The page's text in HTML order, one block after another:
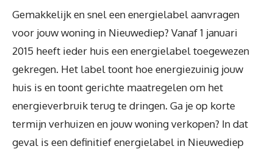
Gemakkelijk en snel een energielabel aanvragen
voor jouw woning in Nieuwediep? Vanaf 1 januari
2015 heeft ieder huis een energielabel toegewezen
gekregen. Het label toont hoe energiezuinig jouw
huis is en toont gerichte maatregelen om het
energieverbruik terug te dringen. Ga je op korte
termijn verhuizen en jouw woning verkopen? In dat
geval is een definitief energielabel in Nieuwediep